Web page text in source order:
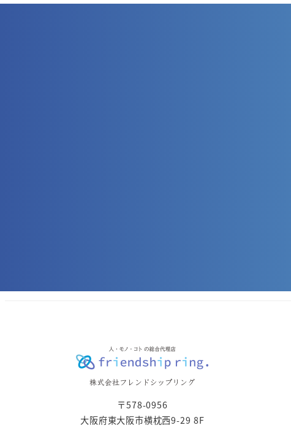
〒578-0956
大阪府東大阪市横枕西9-29 8F